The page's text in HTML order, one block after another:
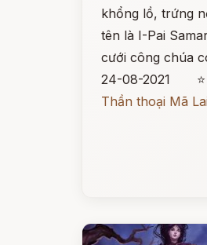
khổng lồ, trứng
tên là I-Pai
cưới công chúa
24-08-2021
Thần thoại Mã